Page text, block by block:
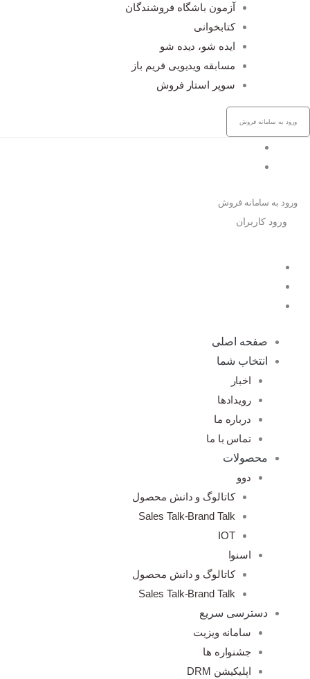
آزمون باشگاه فروشندگان
کتابخوانی
ایده شو، دیده شو
مسابقه ویدیویی فریم باز
سوپر استار فروش
ورود به سامانه فروش
ورود به سامانه فروش
ورود کاربران
صفحه اصلی
انتخاب شما
اخبار
رویدادها
درباره ما
تماس با ما
محصولات
دوو
کاتالوگ و دانش محصول
Sales Talk-Brand Talk
IOT
اسنوا
کاتالوگ و دانش محصول
Sales Talk-Brand Talk
دسترسی سریع
سامانه ویزیت
جشنواره ها
اپلیکیشن DRM